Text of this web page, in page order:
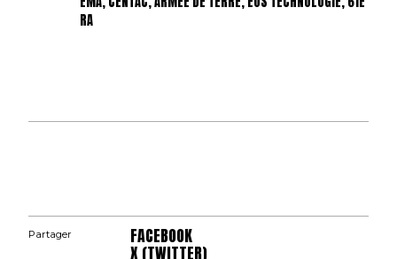
RA
Partager FACEBOOK
X (TWITTER)